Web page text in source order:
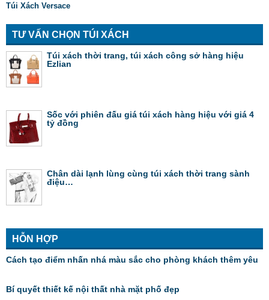
Túi Xách Versace
TƯ VẤN CHỌN TÚI XÁCH
Túi xách thời trang, túi xách công sở hàng hiệu
Ezlian
Sốc với phiên đấu giá túi xách hàng hiệu với giá 4
tỷ đồng
Chân dài lạnh lùng cùng túi xách thời trang sành
điệu…
HỖN HỢP
Cách tạo điểm nhấn nhá màu sắc cho phòng khách thêm yêu
Bí quyết thiết kế nội thất nhà mặt phố đẹp